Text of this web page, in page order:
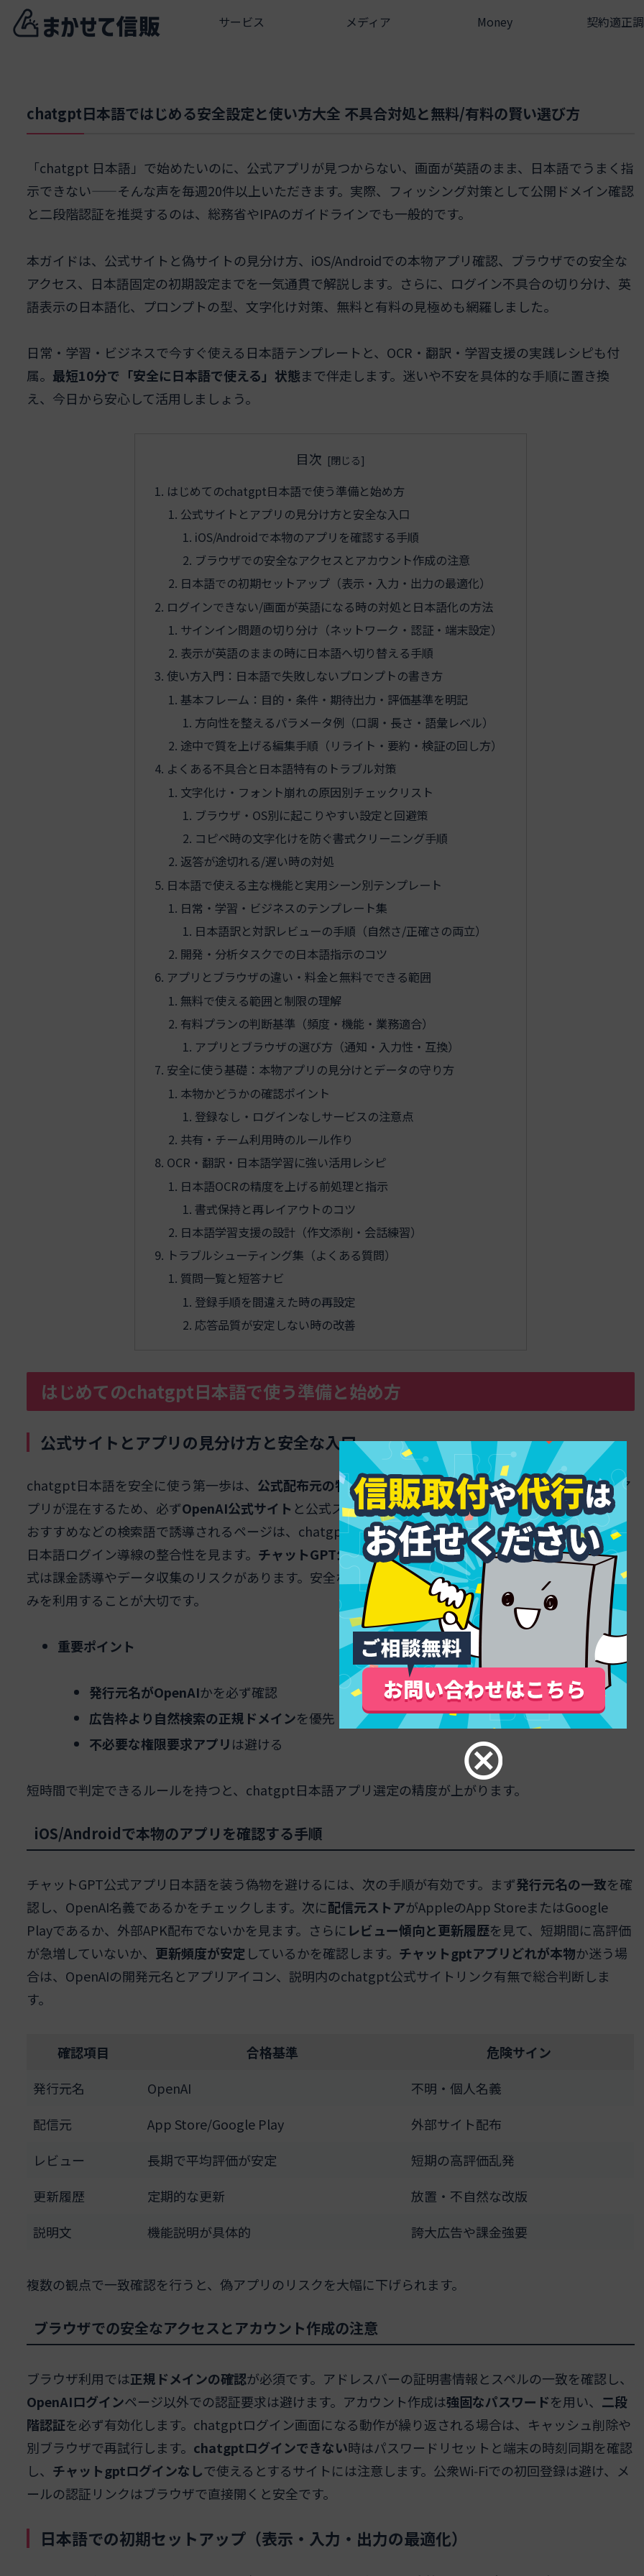
サービス メディア Money 契約適正
chatgpt日本語ではじめる安全設定と使い方大全 不具合対処と無料/有料の賢い選び方
「chatgpt 日本語」で始めたいのに、公式アプリが見つからない、画面が英語のまま、日本語でうまく指
示できない——そんな声を毎週20件以上いただきます。実際、フィッシング対策として公開ドメイン確認
と二段階認証を推奨するのは、総務省やIPAのガイドラインでも一般的です。
本ガイドは、公式サイトと偽サイトの見分け方、iOS/Androidでの本物アプリ確認、ブラウザでの安全な
アクセス、日本語固定の初期設定までを一気通貫で解説します。さらに、ログイン不具合の切り分け、英
語表示の日本語化、プロンプトの型、文字化け対策、無料と有料の見極めも網羅しました。
日常・学習・ビジネスで今すぐ使える日本語テンプレートと、OCR・翻訳・学習支援の実践レシピも付
属。 最短10分で「安全に日本語で使える」状態まで伴走します。迷いや不安を具体的な手順に置き換
え、今日から安心して活用しましょう。
目次
はじめてのchatgpt日本語で使う準備と始め方
公式サイトとアプリの見分け方と安全な入口
iOS/Androidで本物のアプリを確認する手順
ブラウザでの安全なアクセスとアカウント作成の注意
日本語での初期セットアップ（表示・入力・出力の最適化）
ログインできない/画面が英語になる時の対処と日本語化の方法
サインイン問題の切り分け（ネットワーク・認証・端末設定）
表示が英語のままの時に日本語へ切り替える手順
使い方入門：日本語で失敗しないプロンプトの書き方
基本フレーム：目的・条件・期待出力・評価基準を明記
方向性を整えるパラメータ例（口調・長さ・語彙レベル）
途中で質を上げる編集手順（リライト・要約・検証の回し方）
よくある不具合と日本語特有のトラブル対策
文字化け・フォント崩れの原因別チェックリスト
ブラウザ・OS別に起こりやすい設定と回避策
コピペ時の文字化けを防ぐ書式クリーニング手順
返答が途切れる/遅い時の対処
日本語で使える主な機能と実用シーン別テンプレート
日常・学習・ビジネスのテンプレート集
日本語訳と対訳レビューの手順（自然さ/正確さの両立）
開発・分析タスクでの日本語指示のコツ
アプリとブラウザの違い・料金と無料でできる範囲
無料で使える範囲と制限の理解
有料プランの判断基準（頻度・機能・業務適合）
アプリとブラウザの選び方（通知・入力性・互換）
安全に使う基礎：本物アプリの見分けとデータの守り方
本物かどうかの確認ポイント
登録なし・ログインなしサービスの注意点
共有・チーム利用時のルール作り
OCR・翻訳・日本語学習に強い活用レシピ
日本語OCRの精度を上げる前処理と指示
書式保持と再レイアウトのコツ
日本語学習支援の設計（作文添削・会話練習）
トラブルシューティング集（よくある質問）
質問一覧と短答ナビ
登録手順を間違えた時の再設定
応答品質が安定しない時の改善
はじめてのchatgpt日本語で使う準備と始め方
公式サイトとアプリの見分け方と安全な入口
chatgpt日本語を安全に使う第一歩は、 公式配布元の特定と偽サイト回避です。検索経由では広告や偽ア
プリが混在するため、必ずOpenAI公式サイト と公式ストアの開発元名を確認します。チャットgpt無料
おすすめなどの検索語で誘導されるページは、chatgpt公式サイト表記やOpenAIロゴの有無、chatgpt
日本語ログイン導線の整合性を見ます。 チャットGPT公式アプリ日本語やChatGPTアプリを名乗る非公
式は課金誘導やデータ収集のリスクがあります。安全な入口を一度ブックマークし、
OpenAIログインの
みを利用することが大切です。
重要ポイント
発行元名がOpenAIかを必ず確認
広告枠より自然検索の正規ドメインを優先
不必要な権限要求アプリは避ける
短時間で判定できるルールを持つと、chatgpt日本語アプリ選定の精度が上がります。
iOS/Androidで本物のアプリを確認する手順
チャットGPT公式アプリ日本語を装う偽物を避けるには、次の手順が有効です。まず発行元名の一致を確
認し、OpenAI名義であるかをチェックします。次に配信元ストアがAppleのApp StoreまたはGoogle
Playであるか、外部APK配布でないかを見ます。さらに レビュー傾向と更新履歴を見て、短期間に高評価
が急増していないか、 更新頻度が安定 しているかを確認します。 チャットgptアプリどれが本物か迷う場
合は、OpenAIの開発元名とアプリアイコン、説明内のchatgpt公式サイトリンク有無で総合判断しま
す。
確認項目 合格基準
危険サイン
発行元名
OpenAI
不明・個人名義
配信元
App Store/Google Play
外部サイト配布
レビュー
長期で平均評価が安定
短期の高評価乱発
更新履歴
定期的な更新
放置・不自然な改版
説明文
機能説明が具体的 誇大広告や課金強要
複数の観点で一致確認を行うと、偽アプリのリスクを大幅に下げられます。
ブラウザでの安全なアクセスとアカウント作成の注意
ブラウザ利用では正規ドメインの確認が必須です。アドレスバーの証明書情報とスペルの一致を確認し、
OpenAIログインページ以外での認証要求は避けます。アカウント作成は強固なパスワードを用い、 二段
階認証を必ず有効化します。chatgptログイン画面になる動作が繰り返される場合は、キャッシュ削除や
別ブラウザで再試行します。 chatgptログインできない時はパスワードリセットと端末の時刻同期を確認
し、 チャットgptログインなしで使えるとするサイトには注意します。公衆Wi‑Fiでの初回登録は避け、メ
ールの認証リンクはブラウザで直接開くと安全です。
日本語での初期セットアップ（表示・入力・出力の最適化）